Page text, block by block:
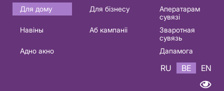
Основная
навигация
Для дому Для бізнесу
Аператарам
сувязі
Навіны
Аб кампаніі
Зваротная
сувязь
Адно акно
Дапамога
RU BE EN